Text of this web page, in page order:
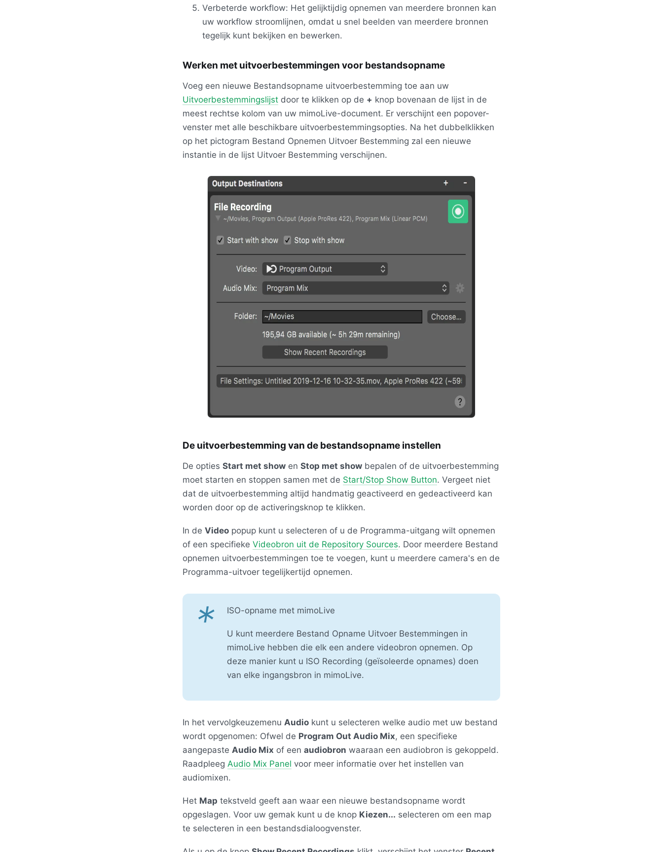
Verbeterde workflow: Het gelijktijdig opnemen van meerdere bronnen kan
uw workflow stroomlijnen, omdat u snel beelden van meerdere bronnen
tegelijk kunt bekijken en bewerken.
Werken met uitvoerbestemmingen voor bestandsopname
Voeg een nieuwe Bestandsopname uitvoerbestemming toe aan uw
Uitvoerbestemmingslijst door te klikken op de + knop bovenaan de lijst in de
meest rechtse kolom van uw mimoLive-document. Er verschijnt een popover-
venster met alle beschikbare uitvoerbestemmingsopties. Na het dubbelklikken
op het pictogram Bestand Opnemen Uitvoer Bestemming zal een nieuwe
instantie in de lijst Uitvoer Bestemming verschijnen.
De uitvoerbestemming van de bestandsopname instellen
De opties Start met show en Stop met show bepalen of de uitvoerbestemming
moet starten en stoppen samen met de Start/Stop Show Button. Vergeet niet
dat de uitvoerbestemming altijd handmatig geactiveerd en gedeactiveerd kan
worden door op de activeringsknop te klikken.
In de Video popup kunt u selecteren of u de Programma-uitgang wilt opnemen
of een specifieke Videobron uit de Repository Sources. Door meerdere Bestand
opnemen uitvoerbestemmingen toe te voegen, kunt u meerdere camera's en de
Programma-uitvoer tegelijkertijd opnemen.
* ISO-opname met mimoLive
U kunt meerdere Bestand Opname Uitvoer Bestemmingen in
mimoLive hebben die elk een andere videobron opnemen. Op
deze manier kunt u ISO Recording (geïsoleerde opnames) doen
van elke ingangsbron in mimoLive.
In het vervolgkeuzemenu Audio kunt u selecteren welke audio met uw bestand
wordt opgenomen: Ofwel de Program Out Audio Mix, een specifieke
aangepaste Audio Mix of een audiobron waaraan een audiobron is gekoppeld.
Raadpleeg Audio Mix Panel voor meer informatie over het instellen van
audiomixen.
Het Map tekstveld geeft aan waar een nieuwe bestandsopname wordt
opgeslagen. Voor uw gemak kunt u de knop Kiezen... selecteren om een map
te selecteren in een bestandsdialoogvenster.